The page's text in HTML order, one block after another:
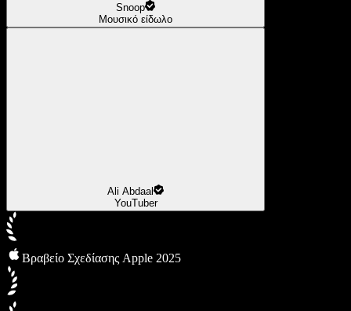
Snoop
Μουσικό είδωλο
Ali Abdaal
YouTuber
Βραβείο Σχεδίασης Apple 2025